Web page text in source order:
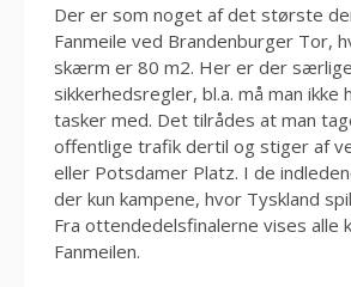
Der er som noget af det største
Fanmeile ved Brandenburger Tor,
skærm er 80 m2. Her er der særlige
sikkerhedsregler, bl.a. må man ikke
tasker med. Det tilrådes at man
offentlige trafik dertil og stiger af
eller Potsdamer Platz. I de
der kun kampene, hvor Tyskland
Fra ottendedelsfinalerne vises alle
Fanmeilen.